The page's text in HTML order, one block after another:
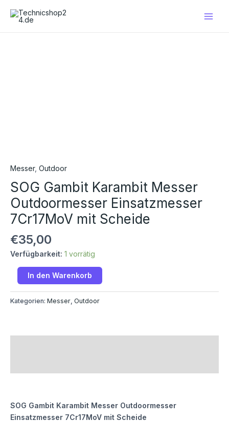
Inhalt
Messer, Outdoor
SOG Gambit Karambit Messer
Outdoormesser Einsatzmesser
7Cr17MoV mit Scheide
€35,00
Verfügbarkeit: 1 vorrätig
In den Warenkorb
Kategorien: Messer, Outdoor
SOG Gambit Karambit Messer Outdoormesser
Einsatzmesser 7Cr17MoV mit Scheide